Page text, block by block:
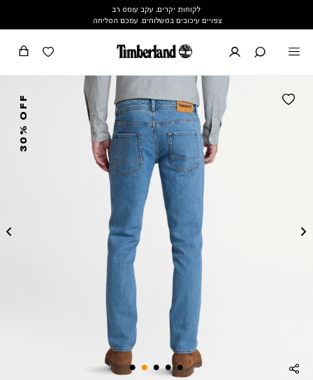
לקוחות יקרים, עקב עומס רב
צפויים עיכובים במשלוחים. עמכם הסליחה
30% OFF